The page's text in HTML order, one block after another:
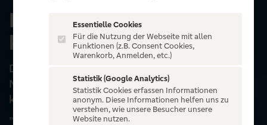
DIKKA - Boah ist das
krass - Tour 2026
DIKKA — BOAH IST DAS KRASS 2Das frechste
Nashorn der Welt geht wieder auf Tour! DIKKA
kündigt für 2026 eine 38 Termine umfassende
„BOAH IST DAS KRASS...
Essentielle Cookies
Für die Nutzung der Webseite mit allen
Funktionen (z.B. Consent Cookies,
Warenkorb, Anmelden, etc.)
Statistik (Google Analytics)
Statistik Cookies erfassen Informationen
anonym. Diese Informationen helfen uns zu
verstehen, wie unsere Besucher unsere
Website nutzen.